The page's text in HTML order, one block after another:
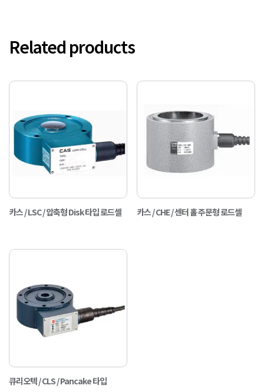
Related products
카스 / LSC / 압축형 Disk 타입 로드셀 카스 / CHE / 센터 홀 주문형 로드셀
큐리오텍 / CLS / Pancake 타입